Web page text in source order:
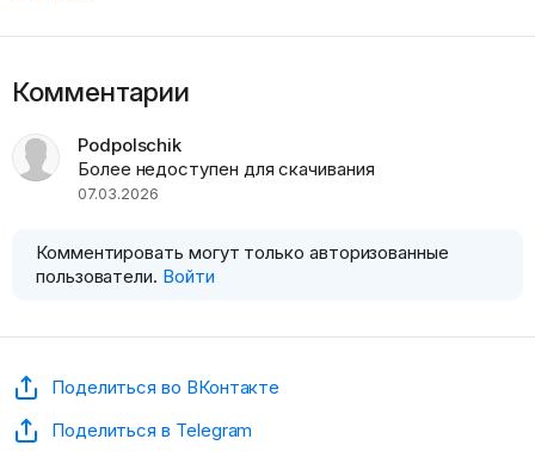
Комментарии
Podpolschik
Более недоступен для скачивания
07.03.2026
Комментировать могут только авторизованные
пользователи. Войти
Поделиться во ВКонтакте
Поделиться в Telegram